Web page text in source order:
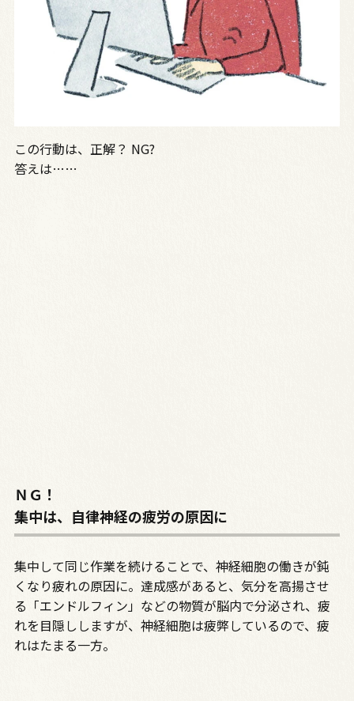
この行動は、正解？ NG?
答えは……
ＮＧ！
集中は、自律神経の疲労の原因に
集中して同じ作業を続けることで、神経細胞の働きが鈍
くなり疲れの原因に。達成感があると、気分を高揚させ
る「エンドルフィン」などの物質が脳内で分泌され、疲
れを目隠ししますが、神経細胞は疲弊しているので、疲
れはたまる一方。